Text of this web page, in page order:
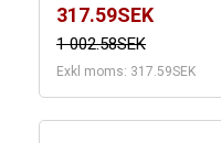
317.59SEK
1 002.58SEK
Exkl moms: 317.59SEK